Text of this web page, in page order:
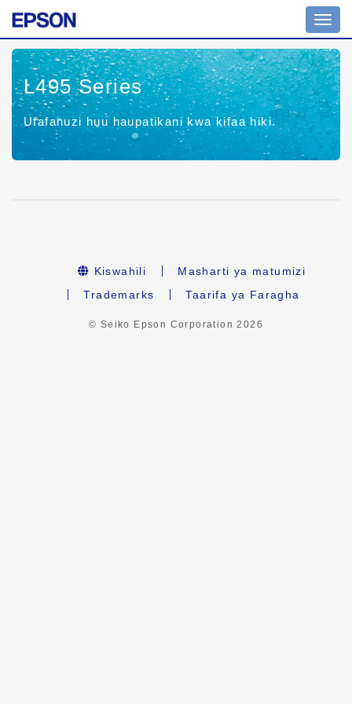
wa
tuglu
L495 Series
Ufafanuzi huu haupatikani kwa kifaa hiki.
Kiswahili
Masharti ya matumizi
Trademarks
Taarifa ya Faragha
© Seiko Epson Corporation2026